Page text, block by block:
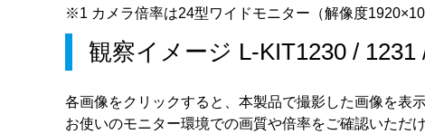
※1 カメラ倍率は24型ワイドモニター（解像度
観察イメージ L-KIT1230 / 1231
各画像をクリックすると、本製品で撮影した画像を表
お使いのモニター環境での画質や倍率をご確認いただ